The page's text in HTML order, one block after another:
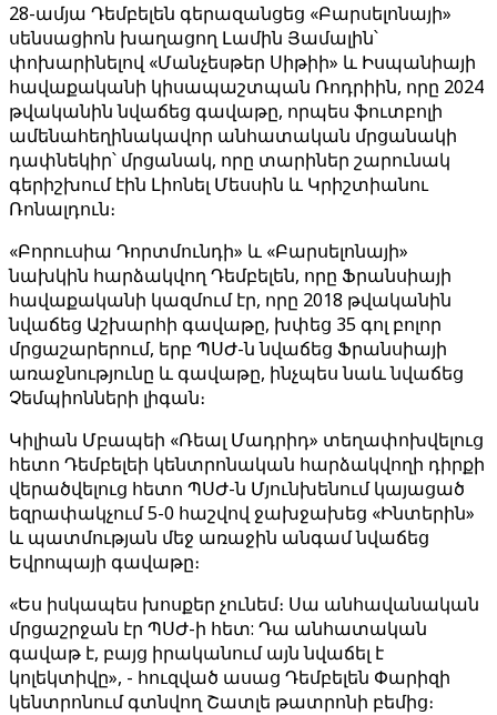
28-ամյա Դեմբելեն գերազանցեց «Բարսելոնայի»
սենսացիոն խաղացող Լամին Յամալին՝
փոխարինելով «Մանչեսթեր Սիթիի» և Իսպանիայի
հավաքականի կիսապաշտպան Ռոդրիին, որը 2024
թվականին նվաճեց գավաթը, որպես ֆուտբոլի
ամենահեղինակավոր անհատական ​​մրցանակի
դափնեկիր՝ մրցանակ, որը տարիներ շարունակ
գերիշխում էին Լիոնել Մեսսին և Կրիշտիանու
Ռոնալդուն։
«Բորուսիա Դորտմունդի» և «Բարսելոնայի»
նախկին հարձակվող Դեմբելեն, որը Ֆրանսիայի
հավաքականի կազմում էր, որը 2018 թվականին
նվաճեց Աշխարհի գավաթը, խփեց 35 գոլ բոլոր
մրցաշարերում, երբ ՊՍԺ-ն նվաճեց Ֆրանսիայի
առաջնությունը և գավաթը, ինչպես նաև նվաճեց
Չեմպիոնների լիգան։
Կիլիան Մբապեի «Ռեալ Մադրիդ» տեղափոխվելուց
հետո Դեմբելեի կենտրոնական հարձակվողի դիրքի
վերածվելուց հետո ՊՍԺ-ն Մյունխենում կայացած
եզրափակչում 5-0 հաշվով ջախջախեց «Ինտերին»
և պատմության մեջ առաջին անգամ նվաճեց
Եվրոպայի գավաթը։
«Ես իսկապես խոսքեր չունեմ։ Սա անհավանական
մրցաշրջան էր ՊՍԺ-ի հետ: Դա անհատական ​​
գավաթ է, բայց իրականում այն ​​նվաճել է
կոլեկտիվը», - հուզված ասաց Դեմբելեն Փարիզի
կենտրոնում գտնվող Շատլե թատրոնի բեմից։